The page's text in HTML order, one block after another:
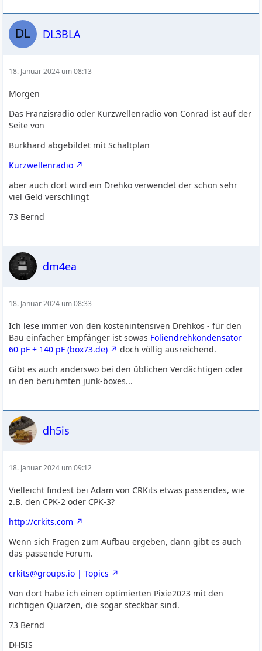
DL3BLA
18. Januar 2024 um 08:13
Morgen
Das Franzisradio oder Kurzwellenradio von Conrad ist auf der
Seite von
Burkhard abgebildet mit Schaltplan
Kurzwellenradio
aber auch dort wird ein Drehko verwendet der schon sehr
viel Geld verschlingt
73 Bernd
dm4ea
18. Januar 2024 um 08:33
Ich lese immer von den kostenintensiven Drehkos - für den
Bau einfacher Empfänger ist sowas Foliendrehkondensator
60 pF + 140 pF (box73.de)
doch völlig ausreichend.
Gibt es auch anderswo bei den üblichen Verdächtigen oder
in den berühmten junk-boxes...
dh5is
18. Januar 2024 um 09:12
Vielleicht findest bei Adam von CRKits etwas passendes, wie
z.B. den CPK-2 oder CPK-3?
http://crkits.com
Wenn sich Fragen zum Aufbau ergeben, dann gibt es auch
das passende Forum.
crkits@groups.io | Topics
Von dort habe ich einen optimierten Pixie2023 mit den
richtigen Quarzen, die sogar steckbar sind.
73 Bernd
DH5IS